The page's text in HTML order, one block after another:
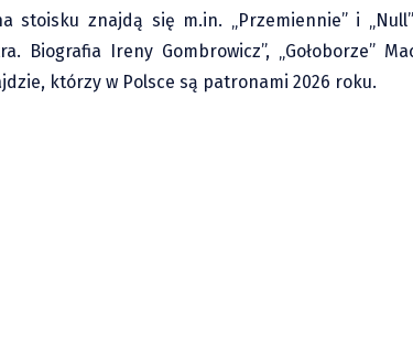
stoisku znajdą się m.in. „Przemiennie” i
Biografia Ireny Gombrowicz”, „Gołoborze”
którzy w Polsce są patronami 2026 roku.